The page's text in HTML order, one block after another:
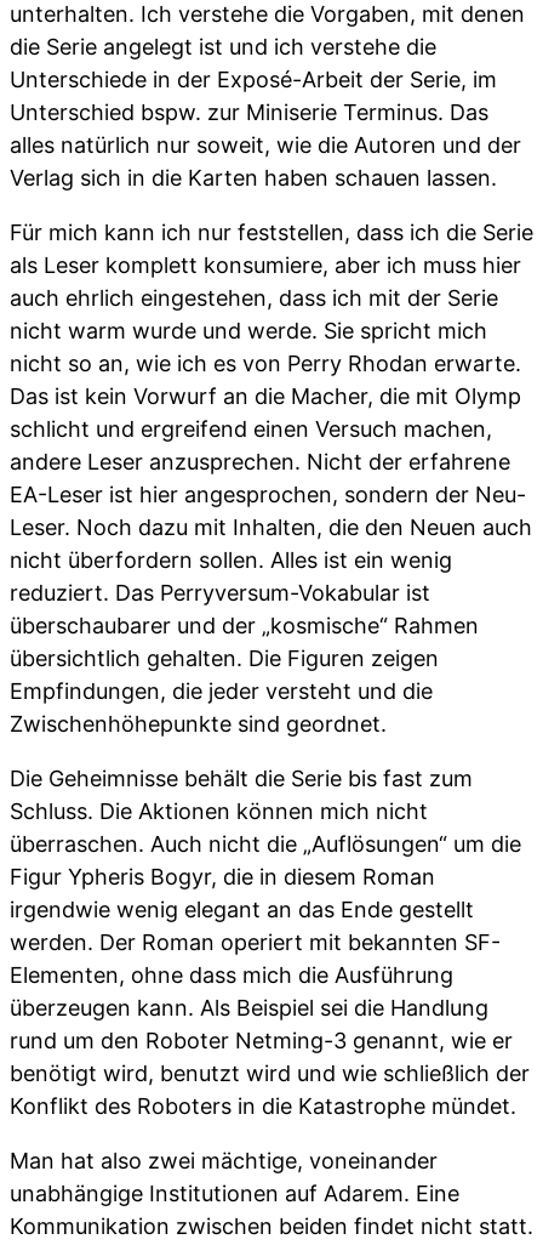
unterhalten. Ich verstehe die Vorgaben, mit denen
die Serie angelegt ist und ich verstehe die
Unterschiede in der Exposé-Arbeit der Serie, im
Unterschied bspw. zur Miniserie Terminus. Das
alles natürlich nur soweit, wie die Autoren und der
Verlag sich in die Karten haben schauen lassen.
Für mich kann ich nur feststellen, dass ich die Serie
als Leser komplett konsumiere, aber ich muss hier
auch ehrlich eingestehen, dass ich mit der Serie
nicht warm wurde und werde. Sie spricht mich
nicht so an, wie ich es von Perry Rhodan erwarte.
Das ist kein Vorwurf an die Macher, die mit Olymp
schlicht und ergreifend einen Versuch machen,
andere Leser anzusprechen. Nicht der erfahrene
EA-Leser ist hier angesprochen, sondern der Neu-
Leser. Noch dazu mit Inhalten, die den Neuen auch
nicht überfordern sollen. Alles ist ein wenig
reduziert. Das Perryversum-Vokabular ist
überschaubarer und der „kosmische“ Rahmen
übersichtlich gehalten. Die Figuren zeigen
Empfindungen, die jeder versteht und die
Zwischenhöhepunkte sind geordnet.
Die Geheimnisse behält die Serie bis fast zum
Schluss. Die Aktionen können mich nicht
überraschen. Auch nicht die „Auflösungen“ um die
Figur Ypheris Bogyr, die in diesem Roman
irgendwie wenig elegant an das Ende gestellt
werden. Der Roman operiert mit bekannten SF-
Elementen, ohne dass mich die Ausführung
überzeugen kann. Als Beispiel sei die Handlung
rund um den Roboter Netming-3 genannt, wie er
benötigt wird, benutzt wird und wie schließlich der
Konflikt des Roboters in die Katastrophe mündet.
Man hat also zwei mächtige, voneinander
unabhängige Institutionen auf Adarem. Eine
Kommunikation zwischen beiden findet nicht statt.